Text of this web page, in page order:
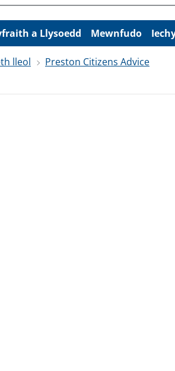
a Llysoedd Mewnfudo
lleol
Preston Citizens Advice